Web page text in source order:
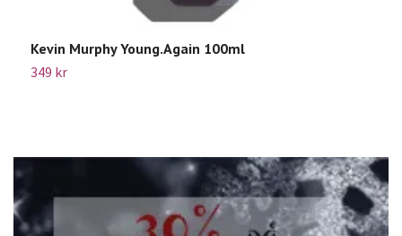
Kevin Murphy Young.Again 100ml
349 kr